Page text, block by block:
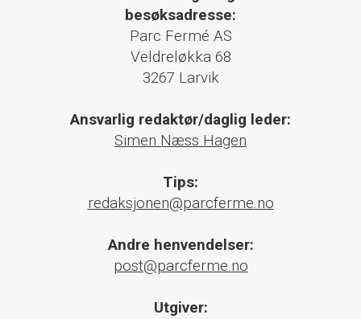
besøksadresse:
Parc Fermé AS
Veldreløkka 68
3267 Larvik
Ansvarlig redaktør/daglig leder:
Simen Næss Hagen
Tips:
redaksjonen@parcferme.no
Andre henvendelser:
post@parcferme.no
Utgiver: